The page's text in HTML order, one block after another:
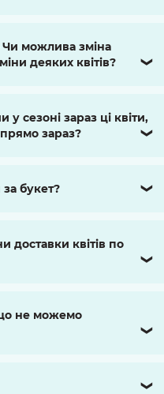
Чи можлива зміна
деяких квітів?
❯
у сезоні зараз ці квіти,
зараз?
❯
букет? ❯
доставки квітів по
❯
не можемо
❯
❯